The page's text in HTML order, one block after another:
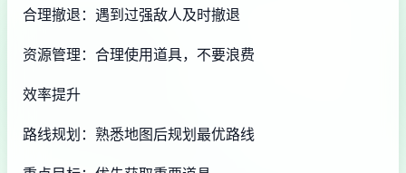
合理撤退：遇到过强敌人及时撤退
资源管理：合理使用道具，不要浪费
效率提升
路线规划：熟悉地图后规划最优路线